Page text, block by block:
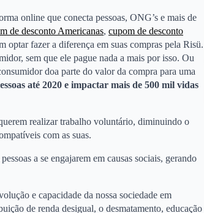
online que conecta pessoas, ONG’s e mais de
de desconto Americanas, cupom de desconto
optar fazer a diferença em suas compras pela Risü.
sem que ele pague nada a mais por isso. Ou
doa parte do valor da compra para uma
até 2020 e impactar mais de 500 mil vidas
realizar trabalho voluntário, diminuindo o
com as suas.
a se engajarem em causas sociais, gerando
e capacidade da nossa sociedade em
de renda desigual, o desmatamento, educação